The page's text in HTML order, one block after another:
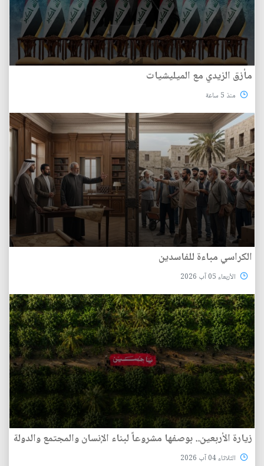
مأزق الزيدي مع الميليشيات
منذ 5 ساعة
الكراسي مباءة للفاسدين
الأربعاء 05 آب 2026
زيارة الأربعين.. بوصفها مشروعاً لبناء الإنسان والمجتمع والدولة
الثلاثاء 04 آب 2026